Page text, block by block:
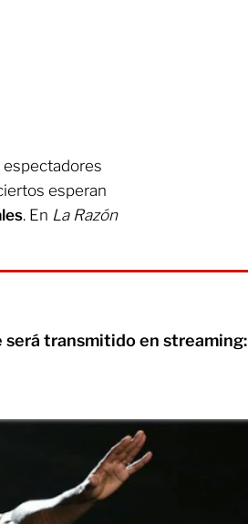
esperan
. En La Razón
será transmitido en streaming: